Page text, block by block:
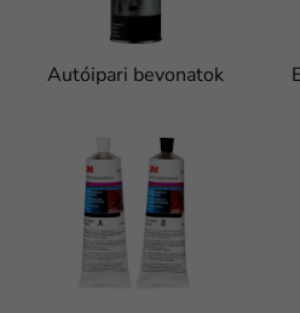
Autóipari bevonatok